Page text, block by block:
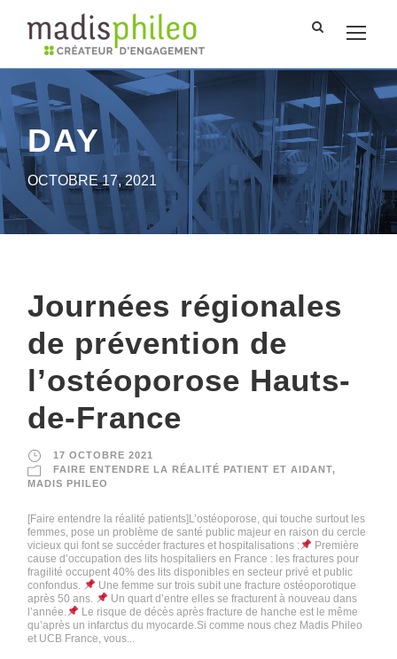
DAY
OCTOBRE 17, 2021
Journées régionales
de prévention de
l’ostéoporose Hauts-
de-France
17 OCTOBRE 2021
FAIRE ENTENDRE LA RÉALITÉ PATIENT ET AIDANT,
MADIS PHILEO
[Faire entendre la réalité patients]L’ostéoporose, qui touche surtout les
femmes, pose un problème de santé public majeur en raison du cercle
vicieux qui font se succéder fractures et hospitalisations :
Première
cause d’occupation des lits hospitaliers en France : les fractures pour
fragilité occupent 40% des lits disponibles en secteur privé et public
confondus.
Une femme sur trois subit une fracture ostéoporotique
après 50 ans.
Un quart d’entre elles se fracturent à nouveau dans
l’année.
Le risque de décès après fracture de hanche est le même
qu’après un infarctus du myocarde.Si comme nous chez Madis Phileo
et UCB France, vous...